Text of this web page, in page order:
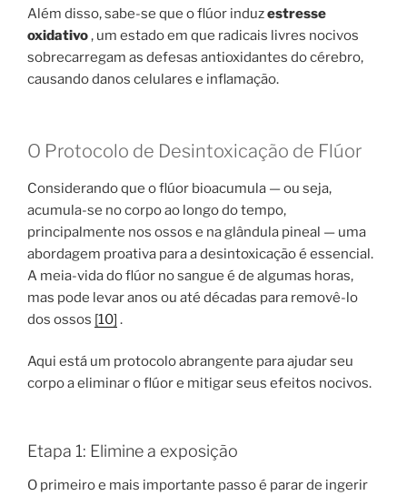
Além disso, sabe-se que o flúor induzestresse
oxidativo, um estado em que radicais livres nocivos
sobrecarregam as defesas antioxidantes do cérebro,
causando danos celulares e inflamação.
O Protocolo de Desintoxicação de Flúor
Considerando que o flúor bioacumula — ou seja,
acumula-se no corpo ao longo do tempo,
principalmente nos ossos e na glândula pineal — uma
abordagem proativa para a desintoxicação é essencial.
A meia-vida do flúor no sangue é de algumas horas,
mas pode levar anos ou até décadas para removê-lo
dos ossos [10] .
Aqui está um protocolo abrangente para ajudar seu
corpo a eliminar o flúor e mitigar seus efeitos nocivos.
Etapa 1: Elimine a exposição
O primeiro e mais importante passo é parar de ingerir